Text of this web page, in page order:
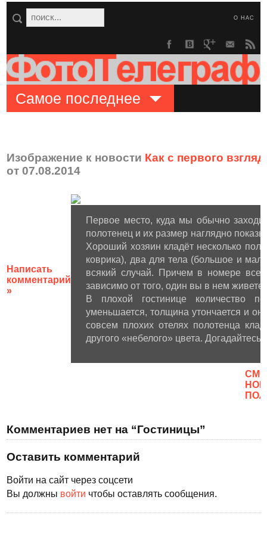
О НАС
Самое последнее
Изображение к новости Как с первого
от 07.08.2014
Написать
комментарий
»
Первое место, куда мы обычно
полотенец и их размер наглядно
Хороший хозяин кладёт несколько
коврика), два для тела (большое и
всякий случай. Причем в номере
зависимо от того, один вы в нем
В плохой гостинице количество
уменьшается, толщина утончается и
совсем плохих отелях полотенца
другого «небелого» цвета. Догадайтесь
Комментариев нет на “Гостиницы”
Оставить комментарий
Войти на сайт через соцсети
Вы должны войти чтобы оставлять сообщения.